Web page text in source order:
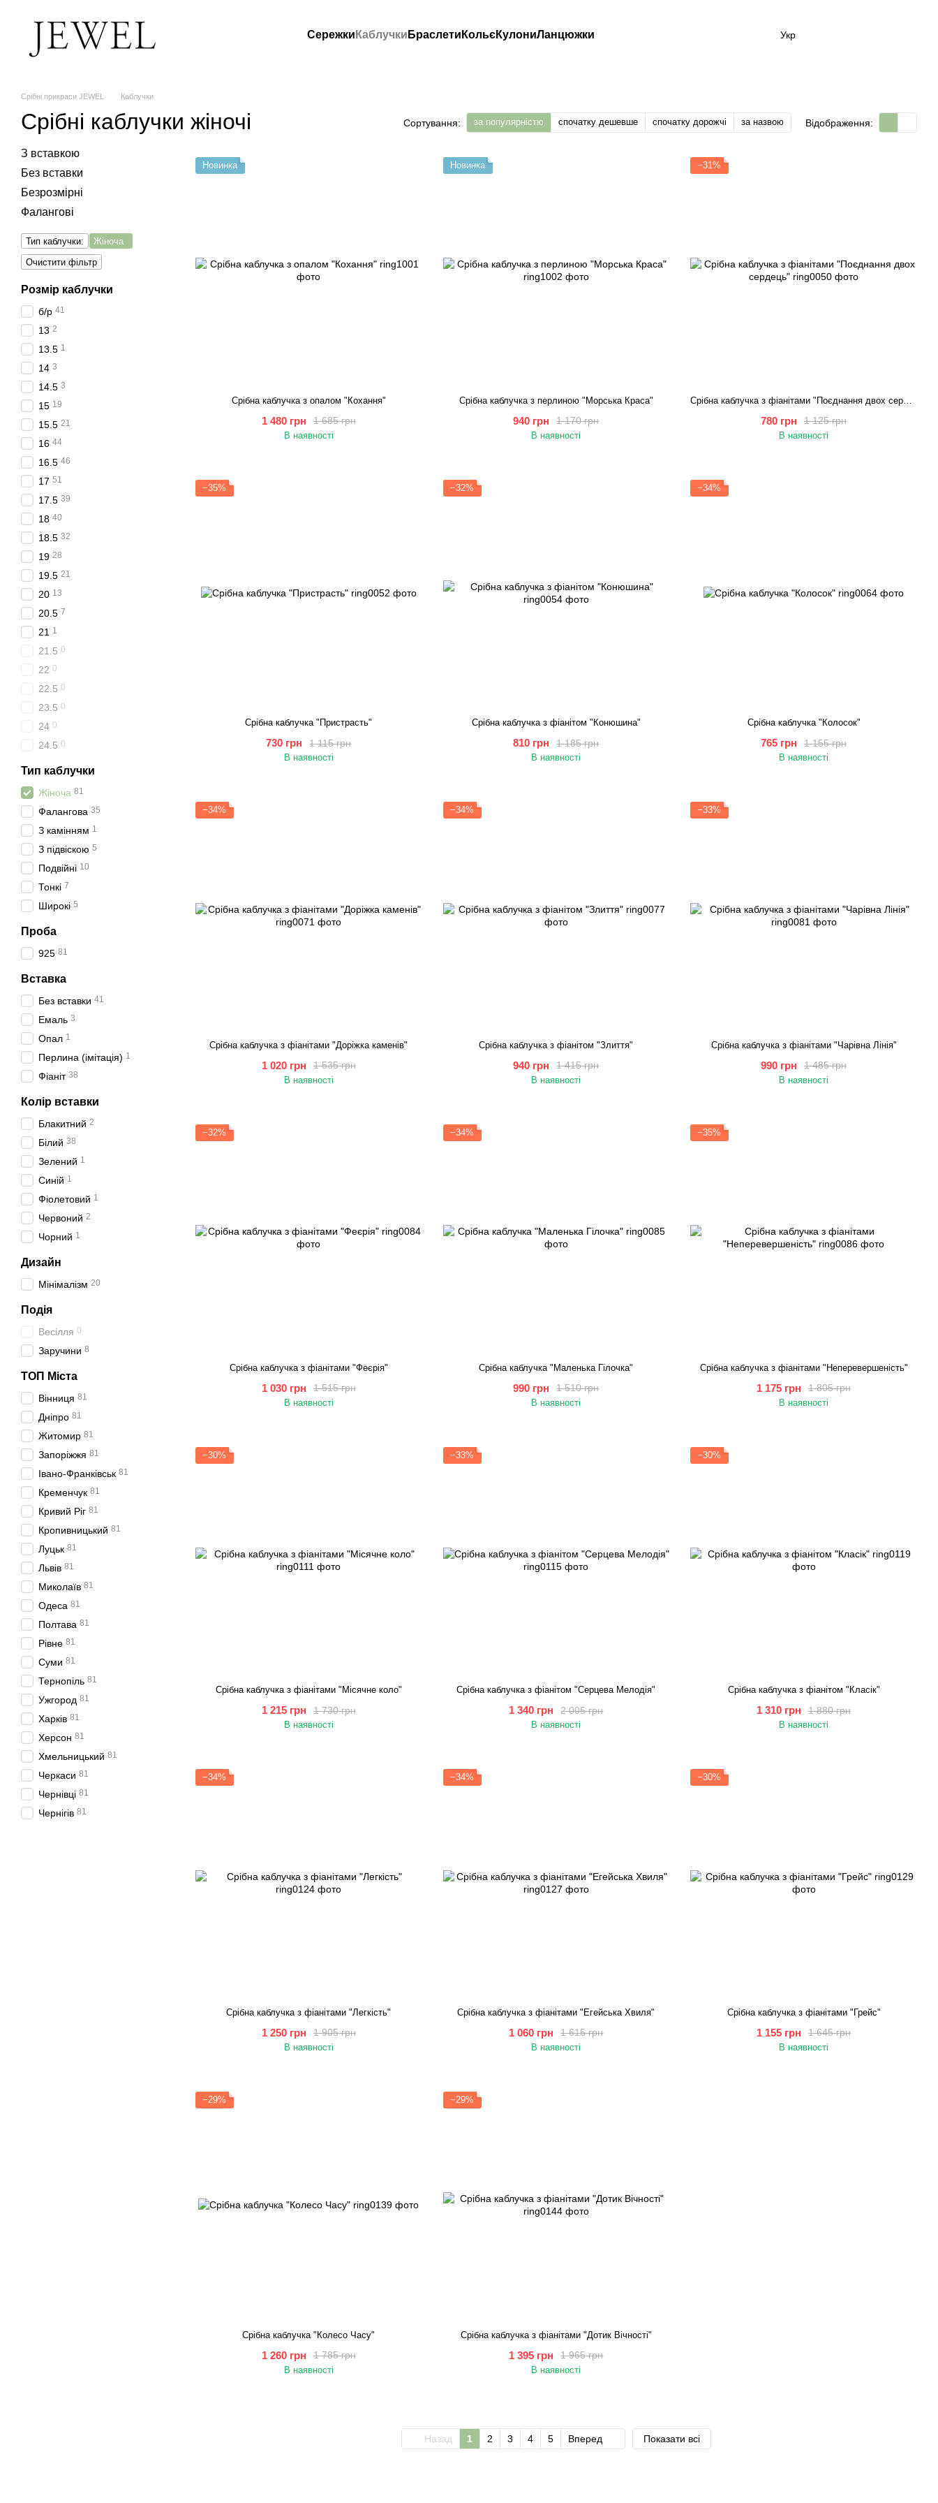
Сережки Каблучки Браслети КольєКулониЛанцюжки Укр
Срібні прикраси JEWEL Каблучки
Срібні каблучки жіночі Сортування: за популярністю спочатку дешевше спочатку дорожчі за назвою Відображення:
Новинка
Срібна каблучка з опалом "Кохання"
1 685 грн
1 480 грн
В наявності
Новинка
Срібна каблучка з перлиною "Морська Краса"
1 170 грн
940 грн
В наявності
−31%
1 125 грн
780 грн
В наявності
−35%
Срібна каблучка "Пристрасть"
1 115 грн
730 грн
В наявності
−32%
Срібна каблучка з фіанітом "Конюшина"
1 185 грн
810 грн
В наявності
−34%
Срібна каблучка "Колосок"
1 155 грн
765 грн
В наявності
−34%
Срібна каблучка з фіанітами "Доріжка каменів"
1 535 грн
1 020 грн
В наявності
−34%
Срібна каблучка з фіанітом "Злиття"
1 415 грн
940 грн
В наявності
−33%
Срібна каблучка з фіанітами "Чарівна Лінія"
1 485 грн
990 грн
В наявності
−32%
Срібна каблучка з фіанітами "Феєрія"
1 515 грн
1 030 грн
В наявності
−34%
Срібна каблучка "Маленька Гілочка"
1 510 грн
990 грн
В наявності
−35%
Срібна каблучка з фіанітами "Неперевершеність"
1 805 грн
1 175 грн
В наявності
−30%
Срібна каблучка з фіанітами "Місячне коло"
1 730 грн
1 215 грн
В наявності
−33%
Срібна каблучка з фіанітом "Серцева Мелодія"
2 005 грн
1 340 грн
В наявності
−30%
Срібна каблучка з фіанітом "Класік"
1 880 грн
1 310 грн
В наявності
−34%
Срібна каблучка з фіанітами "Легкість"
1 905 грн
1 250 грн
В наявності
−34%
Срібна каблучка з фіанітами "Егейська Хвиля"
1 615 грн
1 060 грн
В наявності
−30%
Срібна каблучка з фіанітами "Грейс"
1 645 грн
1 155 грн
В наявності
−29%
Срібна каблучка "Колесо Часу"
1 785 грн
1 260 грн
В наявності
−29%
Срібна каблучка з фіанітами "Дотик Вічності"
1 965 грн
1 395 грн
В наявності
Назад 1 2 3 4 5 Вперед Показати всі
З вставкою
Без вставки
Безрозмірні
Фалангові
Тип каблучки:
Жіноча
Очистити фільтр
Розмір каблучки
б/р 41
13 2
13.5 1
14 3
14.5 3
15 19
15.5 21
16 44
16.5 46
17 51
17.5 39
18 40
18.5 32
19 28
19.5 21
20 13
20.5 7
21 1
21.5 0
22 0
22.5 0
23.5 0
24 0
24.5 0
Тип каблучки
Жіноча 81
Фалангова 35
З камінням 1
З підвіскою 5
Подвійні 10
Тонкі 7
Широкі 5
Проба
925 81
Вставка
Без вставки 41
Емаль 3
Опал 1
Перлина (імітація) 1
Фіаніт 38
Колір вставки
Блакитний 2
Білий 38
Зелений 1
Синій 1
Фіолетовий 1
Червоний 2
Чорний 1
Дизайн
Мінімалізм 20
Подія
Весілля 0
Заручини 8
ТОП Міста
Вінниця 81
Дніпро 81
Житомир 81
Запоріжжя 81
Івано-Франківськ 81
Кременчук 81
Кривий Ріг 81
Кропивницький 81
Луцьк 81
Львів 81
Миколаїв 81
Одеса 81
Полтава 81
Рівне 81
Суми 81
Тернопіль 81
Ужгород 81
Харків 81
Херсон 81
Хмельницький 81
Черкаси 81
Чернівці 81
Чернігів 81